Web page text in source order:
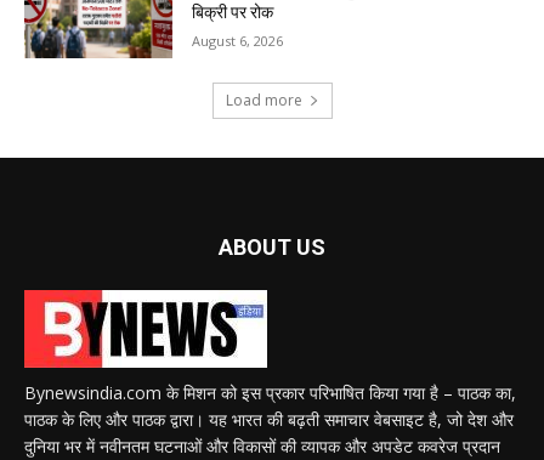
बिक्री पर रोक
August 6, 2026
Load more
ABOUT US
Bynewsindia.com के मिशन को इस प्रकार परिभाषित किया गया है – पाठक का,
पाठक के लिए और पाठक द्वारा। यह भारत की बढ़ती समाचार वेबसाइट है, जो देश और
दुनिया भर में नवीनतम घटनाओं और विकासों की व्यापक और अपडेट कवरेज प्रदान